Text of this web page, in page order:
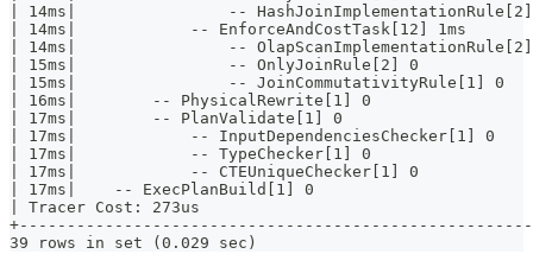
| 14ms|                --
| 14ms|            -- EnforceAndCostTask[12]
| 14ms|                --
| 15ms|                -- OnlyJoinRule[2] 0
| 15ms|                --
| 16ms|        -- PhysicalRewrite[1] 0
| 17ms|        -- PlanValidate[1] 0
| 17ms|            --
| 17ms|            -- TypeChecker[1] 0
| 17ms|            -- CTEUniqueChecker[1] 0
| 17ms|    -- ExecPlanBuild[1] 0
| Tracer Cost: 273us
39 rows in set (0.029 sec)